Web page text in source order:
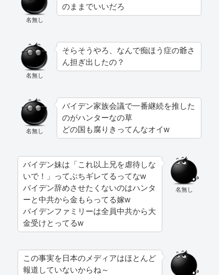
名無し
のままでいいだろ
名無し
そらそうやろ、なんで痴ほう症の爺さ
ん担ぎ出したの？
名無し
バイデン家族会議で一番継続を推した
のがハンターなの草
どの国も腐りきってんなオイw
名無し
バイデン妹は「これ以上兄を虐待しな
いで！」ってぶちギレてるってなw
バイデン辞めさせたくないのはハンタ
ーと中共から金もらってる嫁w
バイデンファミリーは全員中共から大
金受けとってるw
この事実を日本のメディアはほとんど
報道していないからね～